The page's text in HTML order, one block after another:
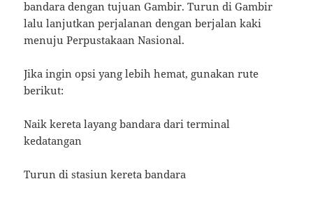
bandara dengan tujuan Gambir. Turun di Gambir
lalu lanjutkan perjalanan dengan berjalan kaki
menuju Perpustakaan Nasional.
Jika ingin opsi yang lebih hemat, gunakan rute
berikut:
Naik kereta layang bandara dari terminal
kedatangan
Turun di stasiun kereta bandara